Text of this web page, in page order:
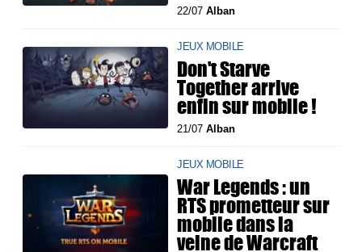
22/07Alban
JEUX MOBILE
Don't Starve
Together arrive
enfin sur mobile !
21/07Alban
JEUX MOBILE
War Legends : un
RTS prometteur sur
mobile dans la
veine de Warcraft